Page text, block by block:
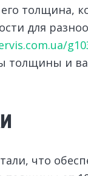
толщина,
для
толщины и
что